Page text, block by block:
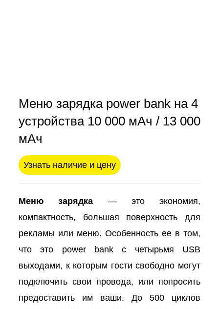
Меню зарядка power bank на 4
устройства 10 000 мАч / 13 000
мАч
Узнать наличие и цену
Меню зарядка — это экономия,
компактность, большая поверхность для
рекламы или меню. Особенность ее в том,
что это power bank с четырьмя USB
выходами, к которым гости свободно могут
подключить свои провода, или попросить
предоставить им ваши. До 500 циклов